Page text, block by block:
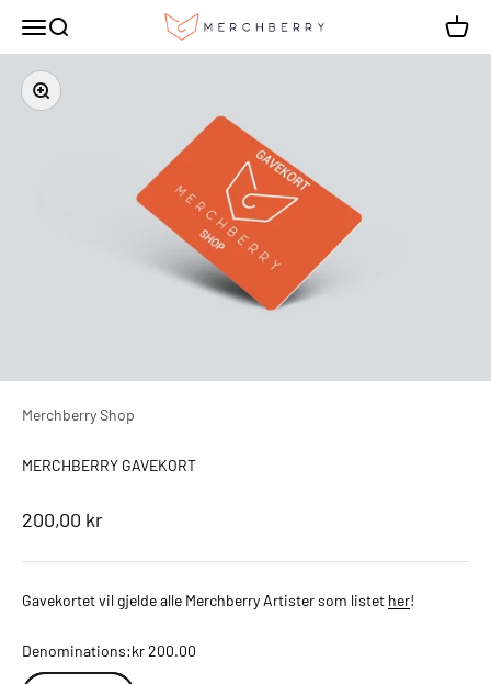
MenySøk Merchberry Shop
Forstørr
Merchberry Shop
MERCHBERRY GAVEKORT
Salgspris
200,00 kr
Gavekortet vil gjelde alle Merchberry Artister som listet her!
Denominations:kr 200.00